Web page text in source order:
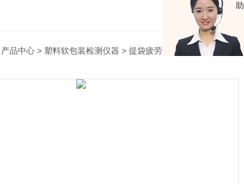
产品中心 > 塑料软包装检测仪器 > 提袋疲劳试验机 > TDY-1000